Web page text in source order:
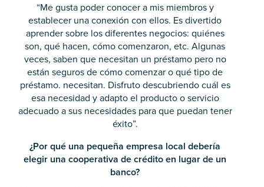
“Me gusta poder conocer a mis miembros y
establecer una conexión con ellos. Es divertido
aprender sobre los diferentes negocios: quiénes
son, qué hacen, cómo comenzaron, etc. Algunas
veces, saben que necesitan un préstamo pero no
están seguros de cómo comenzar o qué tipo de
préstamo. necesitan. Disfruto descubriendo cuál es
esa necesidad y adapto el producto o servicio
adecuado a sus necesidades para que puedan tener
éxito”.
¿Por qué una pequeña empresa local debería
elegir una cooperativa de crédito en lugar de un
banco?